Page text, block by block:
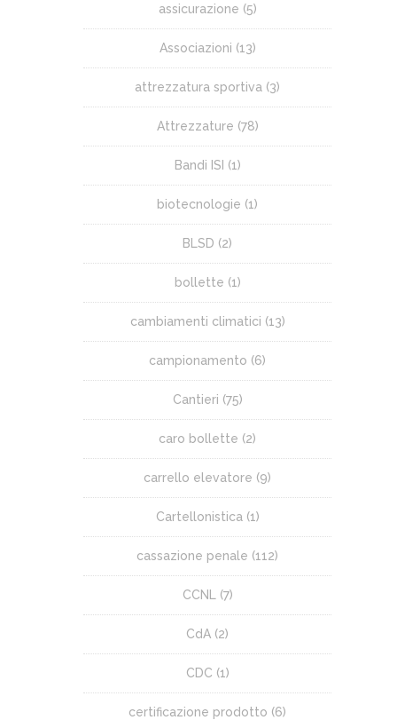
assicurazione (5)
Associazioni (13)
attrezzatura sportiva (3)
Attrezzature (78)
Bandi ISI (1)
biotecnologie (1)
BLSD (2)
bollette (1)
cambiamenti climatici (13)
campionamento (6)
Cantieri (75)
caro bollette (2)
carrello elevatore (9)
Cartellonistica (1)
cassazione penale (112)
CCNL (7)
CdA (2)
CDC (1)
certificazione prodotto (6)